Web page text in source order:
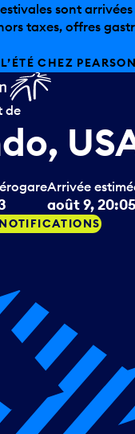
principal
sont
taxes, offres
CHEZ
de
Arrivée
août 9, 20:05